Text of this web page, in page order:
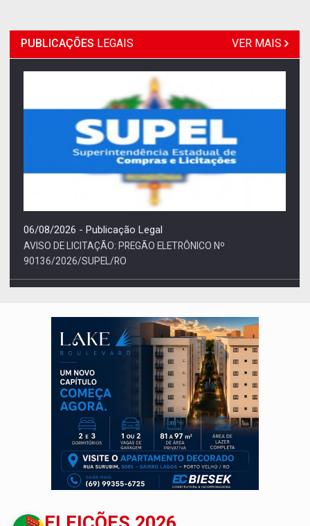
PUBLICAÇÕES LEGAIS VER MAIS
06/08/2026 - Publicação Legal
AVISO DE LICITAÇÃO: PREGÃO ELETRÔNICO Nº
06/08/2026 - Publicação Legal
AVISO DE LICITAÇÃO: PREGÃO ELETRÔNICO N.°
90595/2025/SUPEL/RO